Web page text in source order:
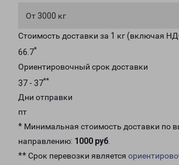
От 3000 кг
Стоимость доставки за 1 кг (включая
66.7*
Ориентировочный срок доставки
37 - 37**
Дни отправки
пт
* Минимальная стоимость доставки по
направлению: 1000 руб.
** Срок перевозки является